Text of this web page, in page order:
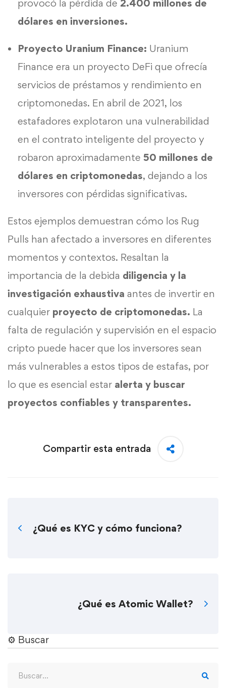
provocó la pérdida de 2.400 millones de
dólares en inversiones.
Proyecto Uranium Finance: Uranium
Finance era un proyecto DeFi que ofrecía
servicios de préstamos y rendimiento en
criptomonedas. En abril de 2021, los
estafadores explotaron una vulnerabilidad
en el contrato inteligente del proyecto y
robaron aproximadamente 50 millones de
dólares en criptomonedas, dejando a los
inversores con pérdidas significativas.
Estos ejemplos demuestran cómo los Rug
Pulls han afectado a inversores en diferentes
momentos y contextos. Resaltan la
importancia de la debida diligencia y la
investigación exhaustiva antes de invertir en
cualquier proyecto de criptomonedas. La
falta de regulación y supervisión en el espacio
cripto puede hacer que los inversores sean
más vulnerables a estos tipos de estafas, por
lo que es esencial estar alerta y buscar
proyectos confiables y transparentes.
Compartir esta entrada
¿Qué es KYC y cómo funciona?
¿Qué es Atomic Wallet?
⚙︎ Buscar